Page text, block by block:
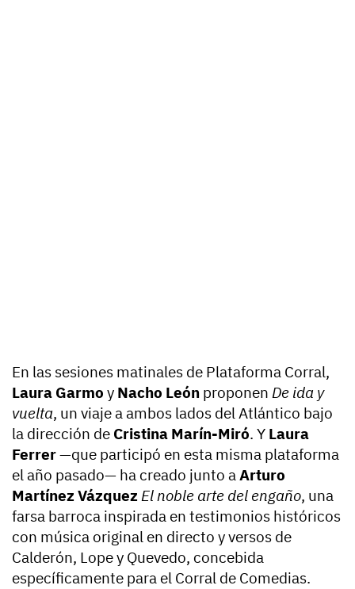
En las sesiones matinales de Plataforma Corral,
Laura Garmo y Nacho León proponen De ida y
vuelta, un viaje a ambos lados del Atlántico bajo
la dirección de Cristina Marín-Miró. Y Laura
Ferrer—que participó en esta misma plataforma
el año pasado— ha creado junto aArturo
Martínez VázquezEl noble arte del engaño, una
farsa barroca inspirada en testimonios históricos
con música original en directo y versos de
Calderón, Lope y Quevedo, concebida
específicamente para el Corral de Comedias.